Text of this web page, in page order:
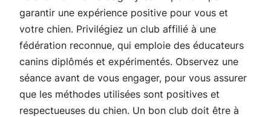
garantir une expérience positive pour vous et
votre chien. Privilégiez un club affilié à une
fédération reconnue, qui emploie des éducateurs
canins diplômés et expérimentés. Observez une
séance avant de vous engager, pour vous assurer
que les méthodes utilisées sont positives et
respectueuses du chien. Un bon club doit être à